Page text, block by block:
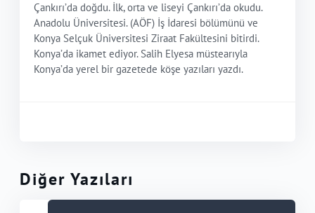
Çankırı’da doğdu. İlk, orta ve liseyi Çankırı’da okudu.
Anadolu Üniversitesi. (AÖF) İş İdaresi bölümünü ve
Konya Selçuk Üniversitesi Ziraat Fakültesini bitirdi.
Konya’da ikamet ediyor. Salih Elyesa müstearıyla
Konya’da yerel bir gazetede köşe yazıları yazdı.
Diğer Yazıları